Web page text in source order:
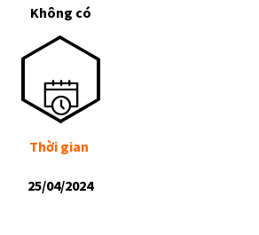
Không có
Thời gian
25/04/2024